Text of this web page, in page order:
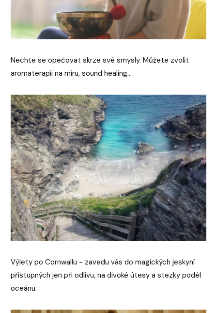
Nechte se opečovat skrze své smysly. Můžete zvolit
aromaterapii na míru, sound healing...
Výlety po Cornwallu - zavedu vás do magických jeskyní
přístupných jen při odlivu, na divoké útesy a stezky podél
oceánu.